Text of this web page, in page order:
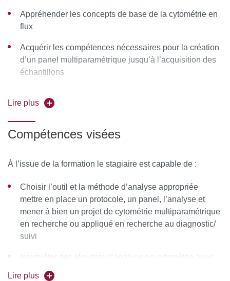
Universités partenaires
Appréhender les concepts de base de la cytométrie en
flux
Acquérir les compétences nécessaires pour la création
d’un panel multiparamétrique jusqu’à l’acquisition des
échantillons
approche supervisée et non supervisée
standardisation
Être autonome dans la conception d’une expérience en
résultats)
Objectifs secondaires :
Appréhender les différentes modalités de cytomérie
conventionnelle et non conventionnelle en constante
évolution (spectrale, de masse…)
Acquérir les compétences nécessaires à diverses
Lire plus
Compétences visées
À l’issue de la formation le stagiaire est capable de :
Choisir l’outil et la méthode d’analyse appropriée
mettre en place un protocole, un panel, l’analyse et
mener à bien un projet de cytométrie multiparamétrique
en recherche ou appliqué en recherche au diagnostic/
suivi
Interpréter des résultats d’analyse en cytométrie avec
un œil critique
Lire plus